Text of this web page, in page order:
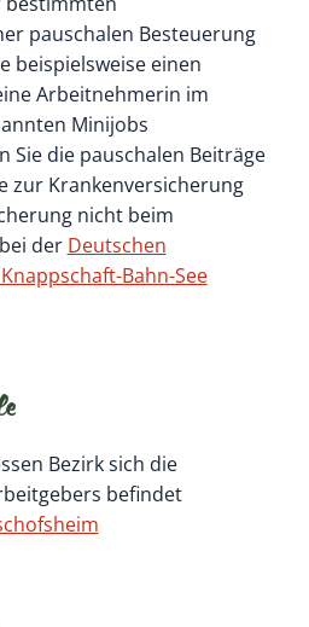
pauschalen Besteuerung
beispielsweise einen
Arbeitnehmerin im
Minijobs
Sie die pauschalen Beiträge
zur Krankenversicherung
nicht beim
der Deutschen
Bahn-See
Bezirk sich die
befindet